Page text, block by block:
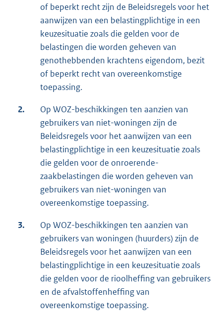
of beperkt recht zijn de Beleidsregels voor het
aanwijzen van een belastingplichtige in een
keuzesituatie zoals die gelden voor de
belastingen die worden geheven van
genothebbenden krachtens eigendom, bezit
of beperkt recht van overeenkomstige
toepassing.
2.
Op WOZ-beschikkingen ten aanzien van
gebruikers van niet-woningen zijn de
Beleidsregels voor het aanwijzen van een
belastingplichtige in een keuzesituatie zoals
die gelden voor de onroerende-
zaakbelastingen die worden geheven van
gebruikers van niet-woningen van
overeenkomstige toepassing.
3.
Op WOZ-beschikkingen ten aanzien van
gebruikers van woningen (huurders) zijn de
Beleidsregels voor het aanwijzen van een
belastingplichtige in een keuzesituatie zoals
die gelden voor de rioolheffing van gebruikers
en de afvalstoffenheffing van
overeenkomstige toepassing.